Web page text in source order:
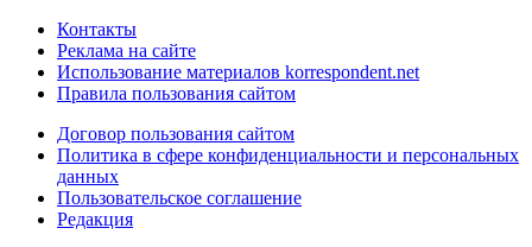
Контакты
Реклама на сайте
Использование материалов korrespondent.net
Правила пользования сайтом
Договор пользования сайтом
Политика в сфере конфиденциальности и персональных
данных
Пользовательское соглашение
Редакция